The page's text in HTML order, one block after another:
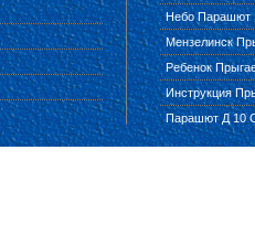
Небо Парашют
Мензелинск
Ребенок
Инструкция
Парашют Д 10